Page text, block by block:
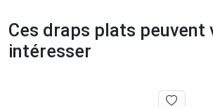
Ces draps plats peuvent
intéresser